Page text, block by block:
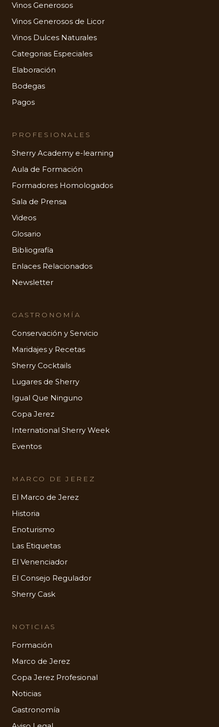
Vinos Generosos
Vinos Generosos de Licor
Vinos Dulces Naturales
Categorias Especiales
Elaboración
Bodegas
Pagos
PROFESIONALES
Sherry Academy e-learning
Aula de Formación
Formadores Homologados
Sala de Prensa
Videos
Glosario
Bibliografía
Enlaces Relacionados
Newsletter
GASTRONOMÍA
Conservación y Servicio
Maridajes y Recetas
Sherry Cocktails
Lugares de Sherry
Igual Que Ninguno
Copa Jerez
International Sherry Week
Eventos
MARCO DE JEREZ
El Marco de Jerez
Historia
Enoturismo
Las Etiquetas
El Venenciador
El Consejo Regulador
Sherry Cask
NOTICIAS
Formación
Marco de Jerez
Copa Jerez Profesional
Noticias
Gastronomía